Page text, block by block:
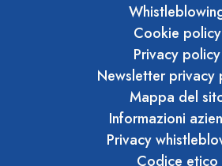
Cookie policy
Privacy policy
Newsletter privacy
Mappa del
Informazioni
Privacy
Codice etico